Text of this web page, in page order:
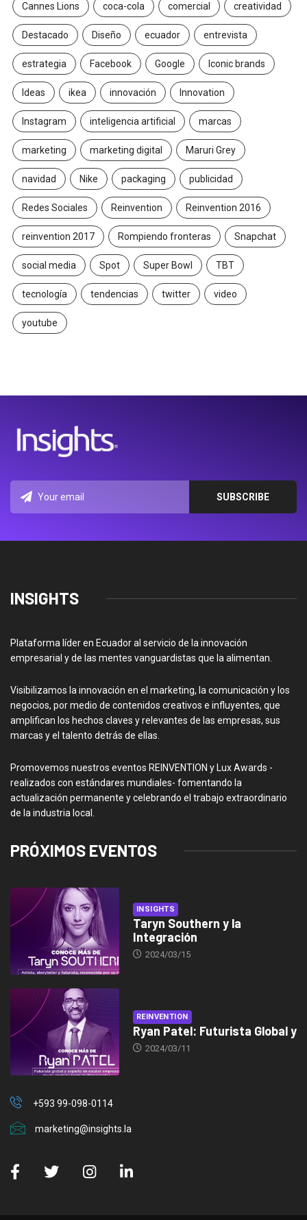
Cannes Lions coca-cola comercial creatividad
Destacado Diseño ecuador entrevista
estrategia Facebook Google Iconic brands
Ideas ikea innovación Innovation
Instagram inteligencia artificial marcas
marketing marketing digital Maruri Grey
navidad Nike packaging publicidad
Redes Sociales Reinvention Reinvention 2016
reinvention 2017 Rompiendo fronteras Snapchat
social media Spot Super Bowl TBT
tecnología tendencias twitter video
youtube
INSIGHTS
Plataforma líder en Ecuador al servicio de la innovación
empresarial y de las mentes vanguardistas que la alimentan.
Visibilizamos la innovación en el marketing, la comunicación y los
negocios, por medio de contenidos creativos e influyentes, que
amplifican los hechos claves y relevantes de las empresas, sus
marcas y el talento detrás de ellas.
Promovemos nuestros eventos REINVENTION y Lux Awards -
realizados con estándares mundiales- fomentando la
actualización permanente y celebrando el trabajo extraordinario
de la industria local.
PRÓXIMOS EVENTOS
INSIGHTS
Taryn Southern y la
Integración
2024/03/15
REINVENTION
Ryan Patel: Futurista Global y
2024/03/11
+593 99-098-0114
marketing@insights.la